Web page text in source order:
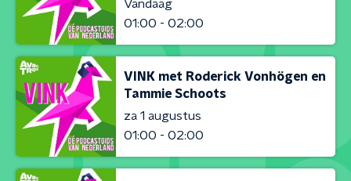
Vandaag
01:00 - 02:00
VINK met Roderick Vonhögen en
Tammie Schoots
za 1 augustus
01:00 - 02:00